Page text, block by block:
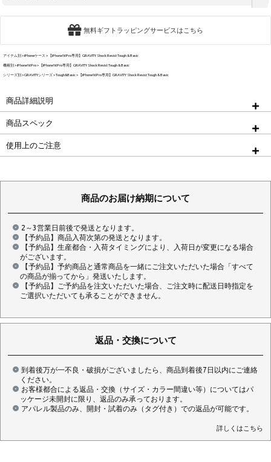
無料ギフトラッピングサービスはこちら
アイテム別 iPhoneケース 【iPhone16Pro専用】GRAVITY Shock Resist Tough & Basic
機種別 iPhone16Pro 【iPhone16Pro専用】GRAVITY Shock Resist Tough & Basic
シリーズ別 GRAVITYシリーズ Tough&Basic 【iPhone16Pro専用】GRAVITY Shock Resist Tough & Basic
商品詳細説明
商品スペック
使用上のご注意
商品のお届け納期について
2～3営業日前後で発送となります。
【予約品】商品入荷次第の発送となります。
【予約品】生産都合・入荷タイミングにより、入荷日が変更になる場合
がございます。
【予約品】予約商品と通常商品を一緒にご注文いただいた場合「すべて
の商品が揃ってから」発送いたします。
【予約品】ご予約品を注文いただいた場合、ご注文時に配送日時指定を
ご選択いただいても承ることができません。
返品・交換について
到着後万が一不良・破損がございましたら、商品到着後7日以内にご連絡
ください。
お客様都合による返品・交換（サイズ・カラー間違い等）についてはパ
ッケージ未開封に限り、返品のみ承っております。
アパレル製品のみ、開封・試着のみ（タグ付き）での返品が可能です。
詳しくはこちら